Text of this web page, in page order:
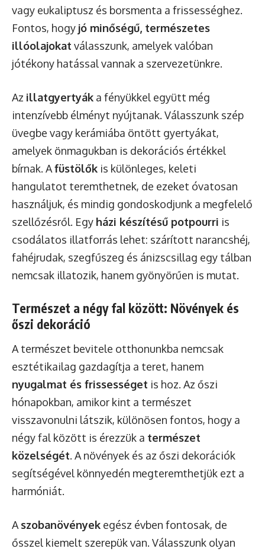
vagy eukaliptusz és borsmenta a frissességhez.
Fontos, hogy jó minőségű, természetes
illóolajokat válasszunk, amelyek valóban
jótékony hatással vannak a szervezetünkre.
Az illatgyertyák a fényükkel együtt még
intenzívebb élményt nyújtanak. Válasszunk szép
üvegbe vagy kerámiába öntött gyertyákat,
amelyek önmagukban is dekorációs értékkel
bírnak. Afüstölők is különleges, keleti
hangulatot teremthetnek, de ezeket óvatosan
használjuk, és mindig gondoskodjunk a megfelelő
szellőzésről. Egy házi készítésű potpourri is
csodálatos illatforrás lehet: szárított narancshéj,
fahéjrudak, szegfűszeg és ánizscsillag egy tálban
nemcsak illatozik, hanem gyönyörűen is mutat.
Természet a négy fal között: Növények és
őszi dekoráció
A természet bevitele otthonunkba nemcsak
esztétikailag gazdagítja a teret, hanem
nyugalmat és frissességet is hoz. Az őszi
hónapokban, amikor kint a természet
visszavonulni látszik, különösen fontos, hogy a
négy fal között is érezzük a természet
közelségét. A növények és az őszi dekorációk
segítségével könnyedén megteremthetjük ezt a
harmóniát.
A szobanövények egész évben fontosak, de
ősszel kiemelt szerepük van. Válasszunk olyan